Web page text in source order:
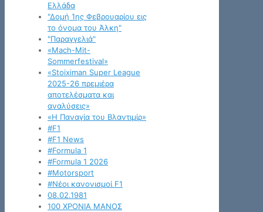
Ελλάδα
"Δομή 1ης Φεβρουαρίου εις
το όνομα του Άλκη"
"Παραγγελιά"
«Mach-Mit-
Sommerfestival»
«Stoiximan Super League
2025-26 πρεμιέρα
αποτελέσματα και
αναλύσεις»
«Η Παναγία του Βλαντιμίρ»
#F1
#F1 News
#Formula 1
#Formula 1 2026
#Motorsport
#Νέοι κανονισμοί F1
08.02.1981
100 ΧΡΟΝΙΑ ΜΑΝΟΣ